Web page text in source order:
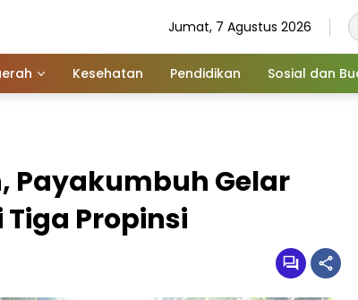
Jumat, 7 Agustus 2026
Kesehatan Pendidikan Sosial dan
Payakumbuh Gelar
Propinsi